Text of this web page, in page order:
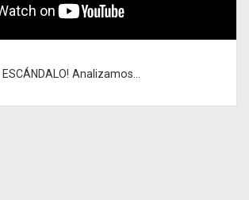
Analizamos...